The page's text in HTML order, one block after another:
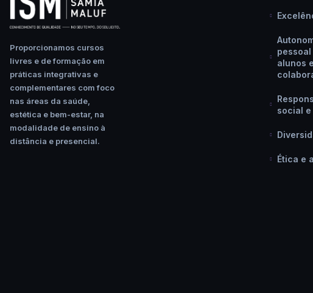
Proporcionamos cursos
livres e de formação em
práticas integrativas e
complementares com foco
nas áreas da saúde,
estética e bem-estar, na
modalidade de ensino à
distância e presencial.
alunos e
social e
Ética e